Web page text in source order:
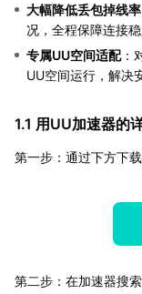
大幅降低丢包掉线率
况，全程保障连接
专属UU空间适配：
UU空间运行，解决
1.1 用UU加速器的
第一步：通过下方下
第二步：在加速器搜